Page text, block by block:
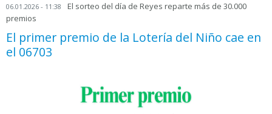
06.01.2026 - 11:38
El sorteo del día de Reyes reparte más de 30.000
premios
El primer premio de la Lotería del Niño cae en
el 06703